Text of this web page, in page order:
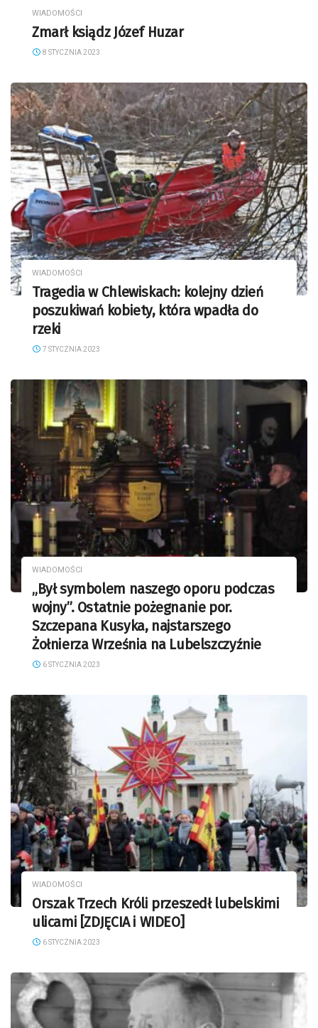
WIADOMOŚCI
Zmarł ksiądz Józef Huzar
8 STYCZNIA 2023
WIADOMOŚCI
Tragedia w Chlewiskach: kolejny dzień
poszukiwań kobiety, która wpadła do
rzeki
7 STYCZNIA 2023
WIADOMOŚCI
„Był symbolem naszego oporu podczas
wojny”. Ostatnie pożegnanie por.
Szczepana Kusyka, najstarszego
Żołnierza Września na Lubelszczyźnie
6 STYCZNIA 2023
WIADOMOŚCI
Orszak Trzech Króli przeszedł lubelskimi
ulicami [ZDJĘCIA i WIDEO]
6 STYCZNIA 2023